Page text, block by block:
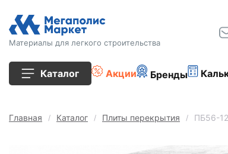
Материалы для легкого строительства
Каталог Акции Бренды
Главная Каталог Плиты перекрытия ПБ56-12